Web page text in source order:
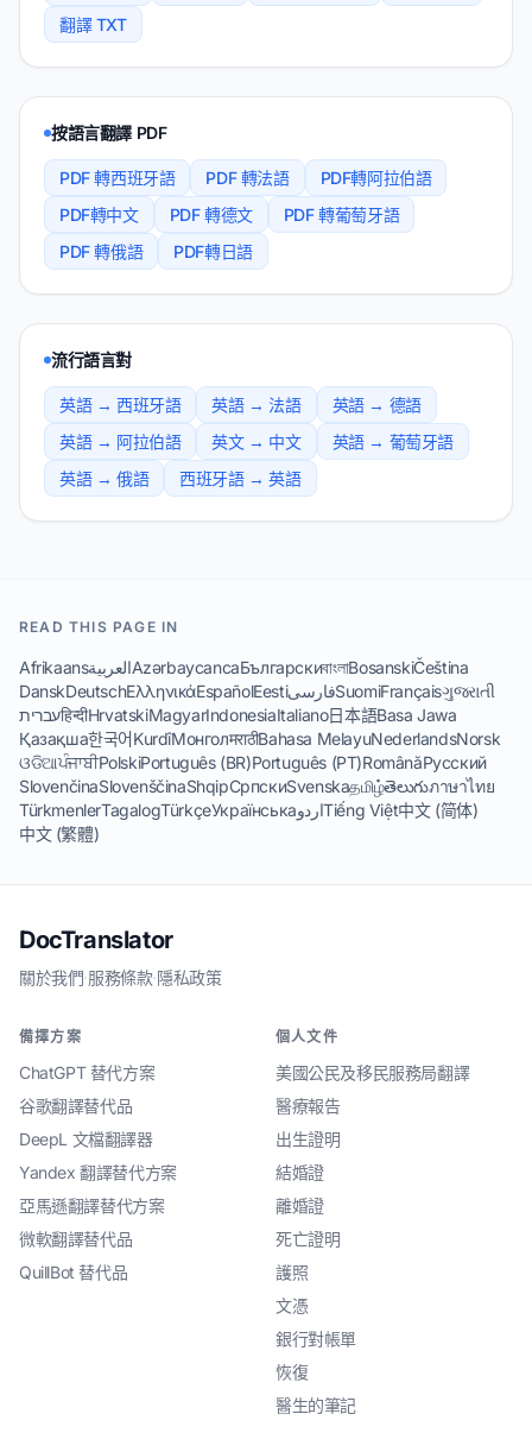
翻譯 TXT
按語言翻譯 PDF
PDF 轉西班牙語 PDF 轉法語
PDF轉阿拉伯語
PDF轉中文
PDF 轉德文
PDF 轉葡萄牙語
PDF 轉俄語
PDF轉日語
流行語言對
英語 → 西班牙語 英語 → 法語
英語 → 德語
英語 → 阿拉伯語
英文 → 中文
英語 → 葡萄牙語
英語 → 俄語
西班牙語 → 英語
READ THIS PAGE IN
AfrikaansالعربيةAzərbaycancaБългарскиবাংলাBosanskiČeština
DanskDeutschΕλληνικάEspañolEestiفارسیSuomiFrançaisગુજરાતી
עבריתहिन्दीHrvatskiMagyarIndonesiaItaliano日本語Basa Jawa
Қазақша한국어KurdîМонголमराठीBahasa MelayuNederlandsNorsk
ଓଡିଆਪੰਜਾਬੀPolskiPortuguês (BR)Português (PT)RomânăРусский
SlovenčinaSlovenščinaShqipСрпскиSvenskaதமிழ்తెలుగుภาษาไทย
TürkmenlerTagalogTürkçeУкраїнськаاردوTiếng Việt中文 (简体)
中文 (繁體)
DocTranslator
關於我們·服務條款·隱私政策
備擇方案
ChatGPT 替代方案
谷歌翻譯替代品
DeepL 文檔翻譯器
Yandex 翻譯替代方案
亞馬遜翻譯替代方案
微軟翻譯替代品
QuillBot 替代品
個人文件
美國公民及移民服務局翻譯
醫療報告
出生證明
結婚證
離婚證
死亡證明
護照
文憑
銀行對帳單
恢復
醫生的筆記